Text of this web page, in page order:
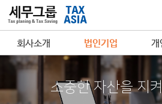
회사소개 법인기업 개
소중한 자산을 지